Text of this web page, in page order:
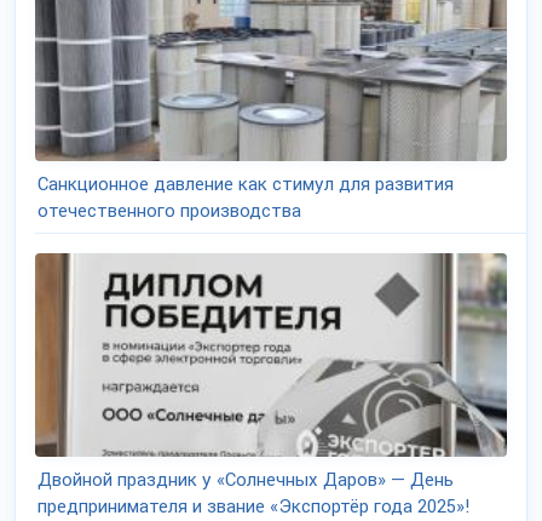
Санкционное давление как стимул для развития
отечественного производства
Двойной праздник у «Солнечных Даров» — День
предпринимателя и звание «Экспортёр года 2025»!